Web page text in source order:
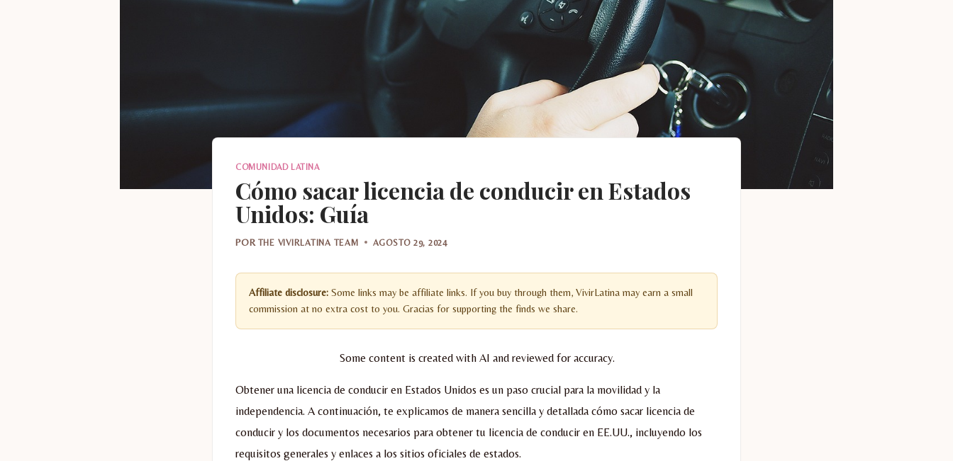
COMUNIDAD LATINA
Cómo sacar licencia de conducir en Estados
Unidos: Guía
POR THE VIVIRLATINA TEAM AGOSTO 29, 2024
Affiliate disclosure: Some links may be affiliate links. If you buy through them, VivirLatina may earn a small
commission at no extra cost to you. Gracias for supporting the finds we share.
Some content is created with AI and reviewed for accuracy.
Obtener una licencia de conducir en Estados Unidos es un paso crucial para la movilidad y la
independencia. A continuación, te explicamos de manera sencilla y detallada cómo sacar licencia de
conducir y los documentos necesarios para obtener tu licencia de conducir en EE.UU., incluyendo los
requisitos generales y enlaces a los sitios oficiales de estados.